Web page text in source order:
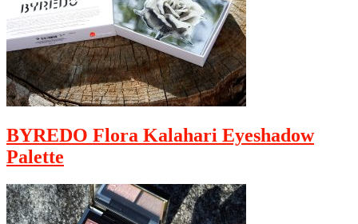
BYREDO Flora Kalahari Eyeshadow
Palette